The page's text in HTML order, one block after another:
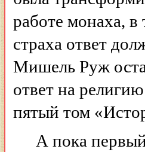
работе монаха,
страха ответ
Мишель Руж
ответ на
пятый том
А пока